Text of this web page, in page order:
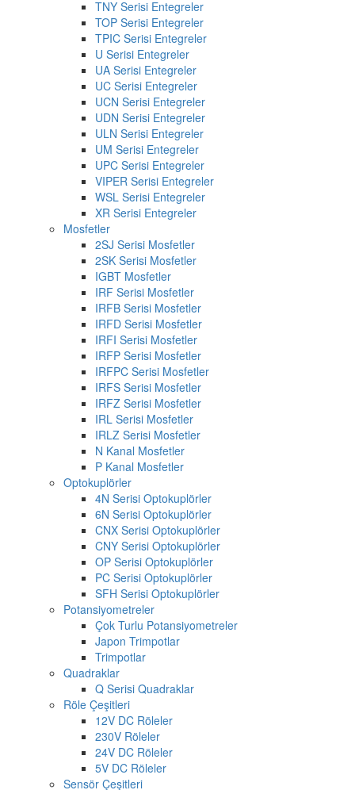
TNY Serisi Entegreler
TOP Serisi Entegreler
TPIC Serisi Entegreler
U Serisi Entegreler
UA Serisi Entegreler
UC Serisi Entegreler
UCN Serisi Entegreler
UDN Serisi Entegreler
ULN Serisi Entegreler
UM Serisi Entegreler
UPC Serisi Entegreler
VIPER Serisi Entegreler
WSL Serisi Entegreler
XR Serisi Entegreler
Mosfetler
2SJ Serisi Mosfetler
2SK Serisi Mosfetler
IGBT Mosfetler
IRF Serisi Mosfetler
IRFB Serisi Mosfetler
IRFD Serisi Mosfetler
IRFI Serisi Mosfetler
IRFP Serisi Mosfetler
IRFPC Serisi Mosfetler
IRFS Serisi Mosfetler
IRFZ Serisi Mosfetler
IRL Serisi Mosfetler
IRLZ Serisi Mosfetler
N Kanal Mosfetler
P Kanal Mosfetler
Optokuplörler
4N Serisi Optokuplörler
6N Serisi Optokuplörler
CNX Serisi Optokuplörler
CNY Serisi Optokuplörler
OP Serisi Optokuplörler
PC Serisi Optokuplörler
SFH Serisi Optokuplörler
Potansiyometreler
Çok Turlu Potansiyometreler
Japon Trimpotlar
Trimpotlar
Quadraklar
Q Serisi Quadraklar
Röle Çeşitleri
12V DC Röleler
230V Röleler
24V DC Röleler
5V DC Röleler
Sensör Çeşitleri